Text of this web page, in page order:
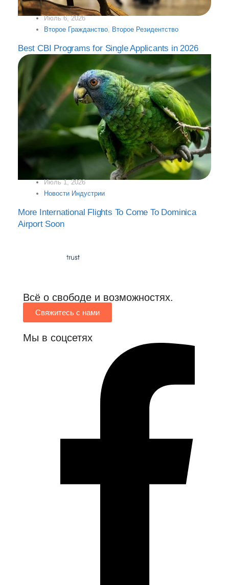
Июль 6, 2026
Второе Гражданство, Второе Резидентство
Best CBI Programs for Single Applicants in 2026
Июль 1, 2026
Новости Индустрии
More International Flights To Come To Dominica
Airport Soon
Всё о свободе и возможностях.
Свяжитесь с нами
Мы в соцсетях